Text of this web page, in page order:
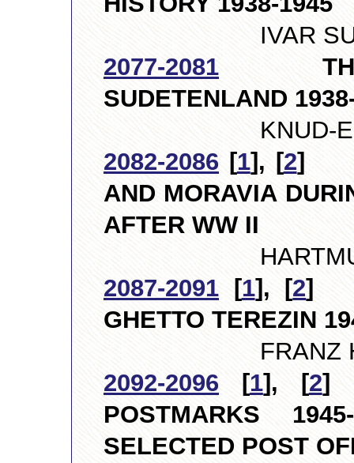
IVAR
2077-2081 THE
SUDETENLAND
KNUD-ERIK
2082-2086 [1], [2]
AND MORAVIA
AFTER WW II
HARTMUT
2087-2091 [1], [2]
GHETTO TEREZIN
FRANZ
2092-2096 [1], [2]
POSTMARKS
SELECTED POST